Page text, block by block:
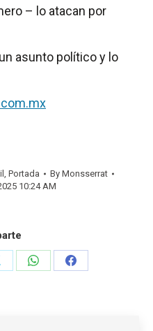
– lo atacan por
asunto político y lo
, Portada By Monsserrat
10:24 AM
Share
Share